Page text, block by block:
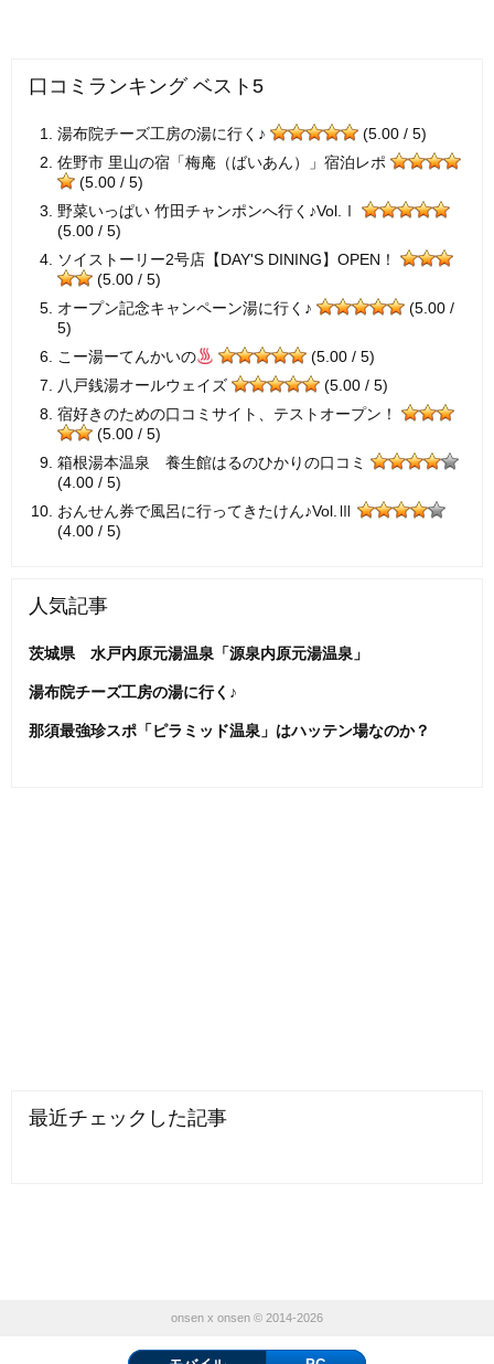
口コミランキング ベスト5
湯布院チーズ工房の湯に行く♪
(5.00 / 5)
佐野市 里山の宿「梅庵（ばいあん）」宿泊レポ
(5.00 / 5)
野菜いっぱい 竹田チャンポンへ行く♪Vol.Ⅰ
(5.00 / 5)
ソイストーリー2号店【DAY'S DINING】OPEN！
(5.00 / 5)
オープン記念キャンペーン湯に行く♪
(5.00 /
5)
こー湯ーてんかいの
(5.00 / 5)
八戸銭湯オールウェイズ
(5.00 / 5)
宿好きのための口コミサイト、テストオープン！
(5.00 / 5)
箱根湯本温泉 養生館はるのひかりの口コミ
(4.00 / 5)
おんせん券で風呂に行ってきたけん♪Vol.Ⅲ
(4.00 / 5)
人気記事
茨城県 水戸内原元湯温泉「源泉内原元湯温泉」
湯布院チーズ工房の湯に行く♪
那須最強珍スポ「ピラミッド温泉」はハッテン場なのか？
最近チェックした記事
onsen x onsen © 2014-2026